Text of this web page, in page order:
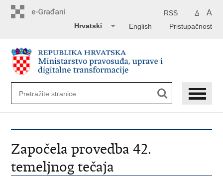
A A
RSS
Pristupačnost
English
Hrvatski
Započela provedba 42.
temeljnog tečaja